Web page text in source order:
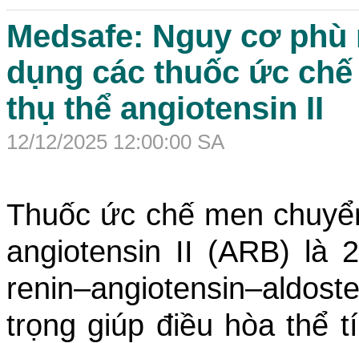
Medsafe: Nguy cơ
dụng các thuốc ức
thụ thể angiotensin II
12/12/2025 12:00:00 SA
Thuốc ức chế men
angiotensin II (ARB) là
trọng giúp điều hòa thể